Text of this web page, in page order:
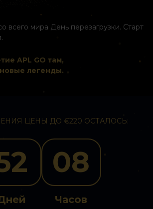
всего мира День перезагрузки. Старт
APL GO там,
легенды.
ЦЕНЫ ДО €220 ОСТАЛОСЬ:
08
Часов